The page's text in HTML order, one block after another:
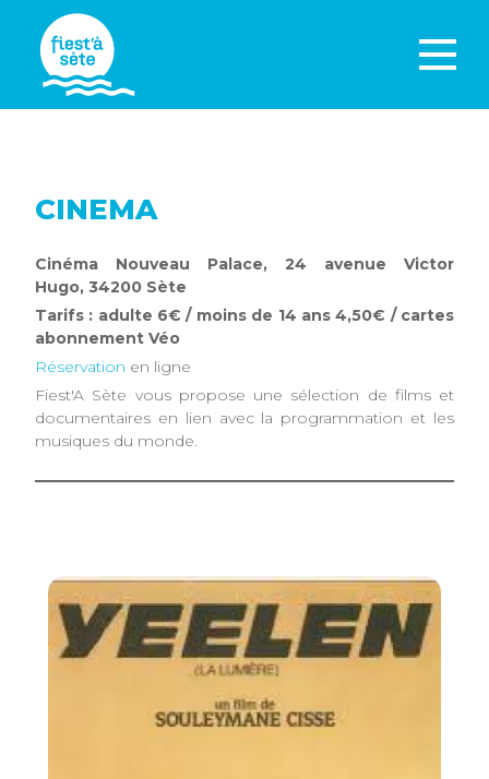
CINEMA
Cinéma Nouveau Palace, 24 avenue Victor
Hugo, 34200 Sète
Tarifs : adulte 6€ / moins de 14 ans 4,50€ / cartes
abonnement Véo
Réservation en ligne
Fiest'A Sète vous propose une sélection de films et
documentaires en lien avec la programmation et les
musiques du monde.